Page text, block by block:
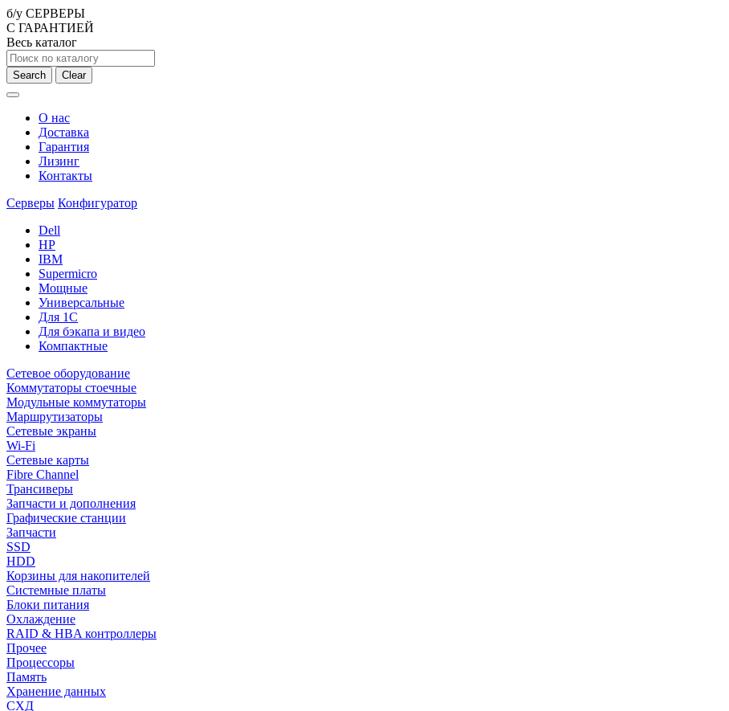
б/у СЕРВЕРЫ
С ГАРАНТИЕЙ
Весь каталог
Search Clear
О нас
Доставка
Гарантия
Лизинг
Контакты
Серверы Конфигуратор
Dell
HP
IBM
Supermicro
Мощные
Универсальные
Для 1С
Для бэкапа и видео
Компактные
Сетевое оборудование
Коммутаторы стоечные
Модульные коммутаторы
Маршрутизаторы
Сетевые экраны
Wi-Fi
Сетевые карты
Fibre Channel
Трансиверы
Запчасти и дополнения
Графические станции
Запчасти
SSD
HDD
Корзины для накопителей
Системные платы
Блоки питания
Охлаждение
RAID & HBA контроллеры
Прочее
Процессоры
Память
Хранение данных
СХД